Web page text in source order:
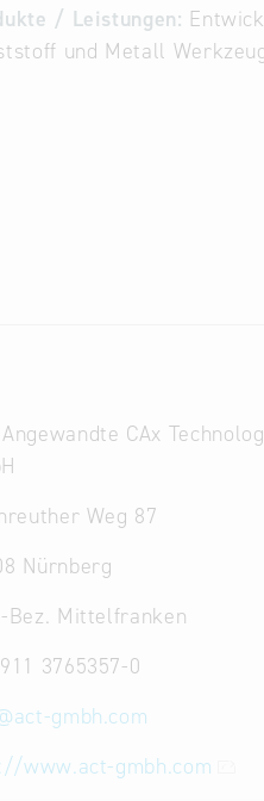
/ Leistungen:
und Metall
Angewandte CAx
Weg 87
Nürnberg
Bez. Mittelfranken
3765357-0
act-gmbh.com
www.act-gmbh.com